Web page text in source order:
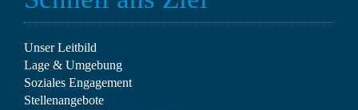
Unser Leitbild
Lage & Umgebung
Soziales Engagement
Stellen­angebote